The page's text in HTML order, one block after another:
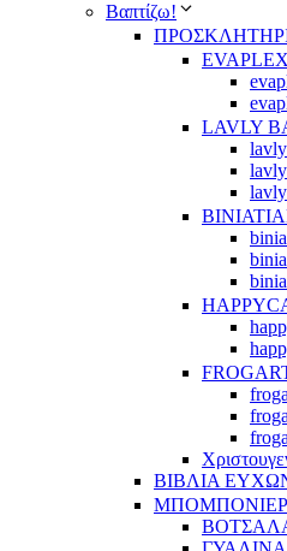
Βαπτίζω!
LAVLY
ΒΙΒΛΙΑ